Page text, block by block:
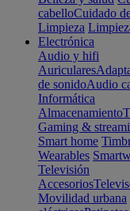
cabelloCuidado
Limpieza
Electrónica
Audio y hifi
Auriculares
de sonidoAudio
Informática
Almacenamiento
Gaming &
Smart home
Wearables
Televisión
Accesorios
Movilidad urbana